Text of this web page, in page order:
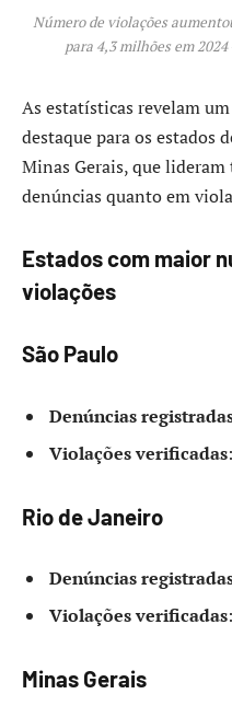
Número de violações
para 4,3 milhões em
As estatísticas revelam
destaque para os estados
Minas Gerais, que
denúncias quanto em
Estados com maior
violações
São Paulo
Denúncias
Violações verificadas
Rio de Janeiro
Denúncias
Violações verificadas
Minas Gerais